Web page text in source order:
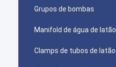
Grupos de bombas
Manifold de água de latão
Clamps de tubos de latão